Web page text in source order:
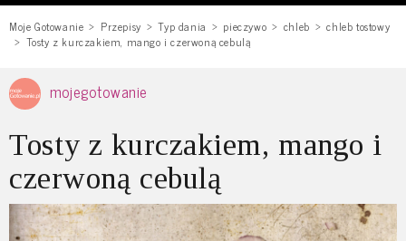
Moje Gotowanie Przepisy Typ dania pieczywo chleb
chleb tostowy
Tosty z kurczakiem, mango i czerwoną cebulą
mojegotowanie
Tosty z kurczakiem, mango i
czerwoną cebulą